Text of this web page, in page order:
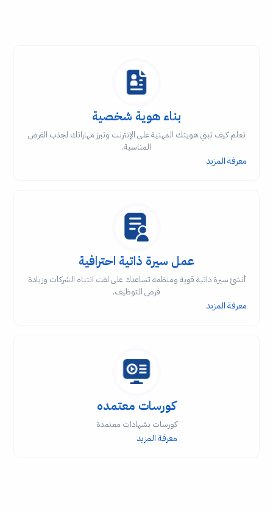
بناء هوية شخصية
تعلم كيف تبني هويتك المهنية على الإنترنت وتبرز مهاراتك لجذب الفرص
المناسبة.
معرفة المزيد
عمل سيرة ذاتية احترافية
أنشئ سيرة ذاتية قوية ومنظمة تساعدك على لفت انتباه الشركات وزيادة
فرص التوظيف.
معرفة المزيد
كورسات معتمده
كورسات بشهادات معتمدة
معرفة المزيد